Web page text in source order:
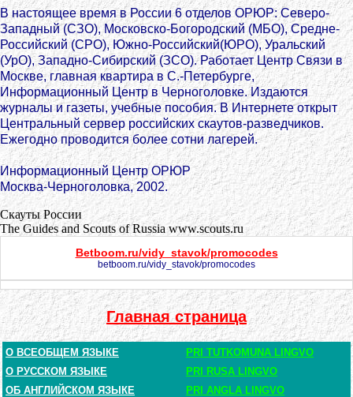
В настоящее время в России 6 отделов ОРЮР: Северо-
Западный (СЗО), Московско-Богородский (МБО), Средне-
Российский (СРО), Южно-Российский(ЮРО), Уральский
(УрО), Западно-Сибирский (ЗСО). Работает Центр Связи в
Москве, главная квартира в С.-Петербурге,
Информационный Центр в Черноголовке. Издаются
журналы и газеты, учебные пособия. В Интернете открыт
Центральный сервер российских скаутов-разведчиков.
Ежегодно проводится более сотни лагерей.
Информационный Центр ОРЮР
Москва-Черноголовка, 2002.
Скауты России
The Guides and Scouts of Russia www.scouts.ru
Betboom.ru/vidy_stavok/promocodes
betboom.ru/vidy_stavok/promocodes
Главная страница
О ВСЕОБЩЕМ ЯЗЫКЕ
PRI TUTKOMUNA LINGVO
О РУССКОМ ЯЗЫКЕ
PRI RUSA LINGVO
ОБ АНГЛИЙСКОМ ЯЗЫКЕ
PRI ANGLA LINGVO